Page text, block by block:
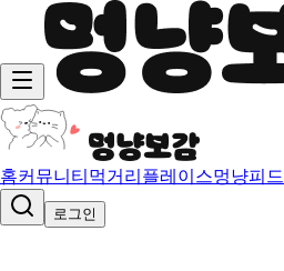
홈커뮤니티 먹거리 플레이스멍냥피드
로그인